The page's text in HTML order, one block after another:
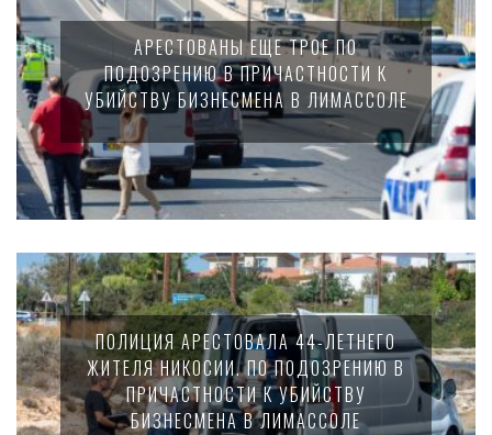
АРЕСТОВАНЫ ЕЩЕ ТРОЕ ПО
ПОДОЗРЕНИЮ В ПРИЧАСТНОСТИ К
УБИЙСТВУ БИЗНЕСМЕНА В ЛИМАССОЛЕ
ПОЛИЦИЯ АРЕСТОВАЛА 44-ЛЕТНЕГО
ЖИТЕЛЯ НИКОСИИ. ПО ПОДОЗРЕНИЮ В
ПРИЧАСТНОСТИ К УБИЙСТВУ
БИЗНЕСМЕНА В ЛИМАССОЛЕ